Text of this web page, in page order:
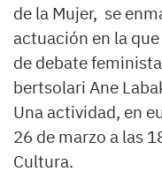
de la Mujer, se
actuación en la
de debate
bertsolari Ane
Una actividad, en
26 de marzo a las
Cultura.